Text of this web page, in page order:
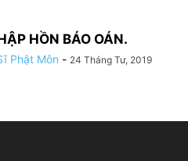
HỒN BÁO OÁN.
Phật Môn - 24 Tháng Tư, 2019